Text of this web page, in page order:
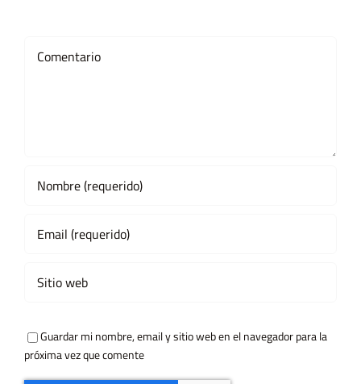
Guardar mi nombre, email y sitio web en el navegador para la
próxima vez que comente